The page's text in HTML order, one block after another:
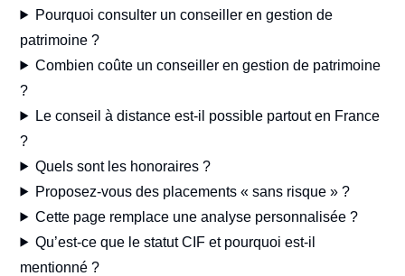
Pourquoi consulter un conseiller en gestion de
patrimoine ?
Combien coûte un conseiller en gestion de patrimoine
?
Le conseil à distance est-il possible partout en France
?
Quels sont les honoraires ?
Proposez-vous des placements « sans risque » ?
Cette page remplace une analyse personnalisée ?
Qu’est-ce que le statut CIF et pourquoi est-il
mentionné ?